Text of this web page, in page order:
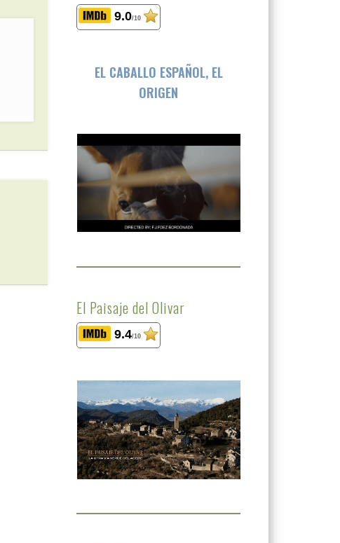
9.0/10
EL CABALLO ESPAÑOL, EL
ORIGEN
El Paisaje del Olivar
9.4/10